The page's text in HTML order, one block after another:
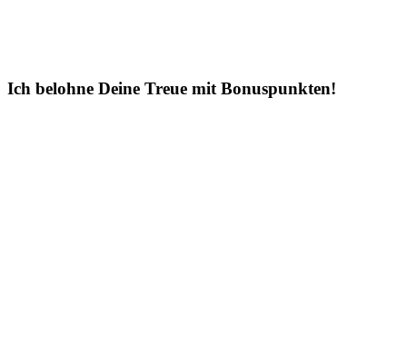
Ich belohne Deine Treue mit Bonuspunkten!